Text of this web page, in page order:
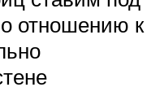
отношению к